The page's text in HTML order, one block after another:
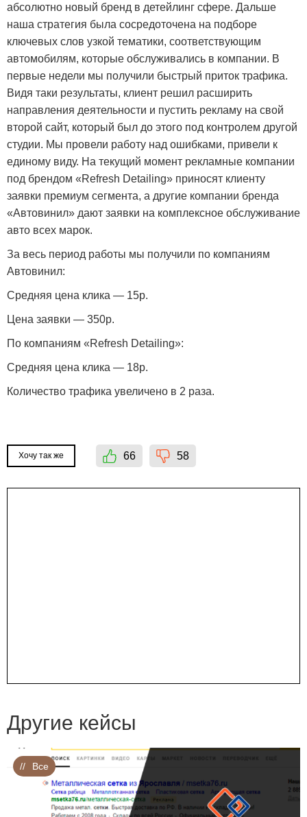
абсолютно новый бренд в детейлинг сфере. Дальше
наша стратегия была сосредоточена на подборе
ключевых слов узкой тематики, соответствующим
автомобилям, которые обслуживались в компании. В
первые недели мы получили быстрый приток трафика.
Видя таки результаты, клиент решил расширить
направления деятельности и пустить рекламу на свой
второй сайт, который был до этого под контролем другой
студии. Мы провели работу над ошибками, привели к
единому виду. На текущий момент рекламные компании
под брендом «Refresh Detailing» приносят клиенту
заявки премиум сегмента, а другие компании бренда
«Автовинил» дают заявки на комплексное обслуживание
авто всех марок.
За весь период работы мы получили по компаниям
Автовинил:
Средняя цена клика — 15р.
Цена заявки — 350р.
По компаниям «Refresh Detailing»:
Средняя цена клика — 18р.
Количество трафика увеличено в 2 раза.
Хочу так же 66 58
Другие кейсы
Все